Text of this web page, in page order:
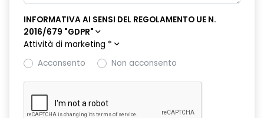
INFORMATIVA AI SENSI DEL REGOLAMENTO UE N.
2016/679 "GDPR"
Attività di marketing *
Acconsento
Non acconsento